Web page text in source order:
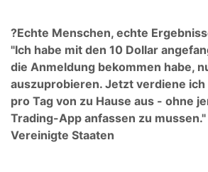
?Echte Menschen, echte
"Ich habe mit den 10 Dollar
die Anmeldung bekommen habe,
auszuprobieren. Jetzt verdiene
pro Tag von zu Hause aus - ohne
Trading-App anfassen zu
Vereinigte Staaten